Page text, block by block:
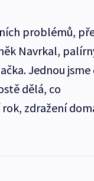
problémů,
Navrkal,
Jednou jsme
dělá, co
zdražení